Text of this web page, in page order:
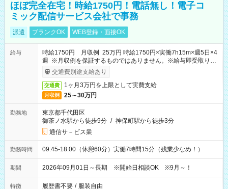
ほぼ完全在宅！時給1750円！電話無し！電子コ
ミック配信サービス会社で事務
派遣 ブランクOK WEB登録・面接OK
給与
時給1750円 月収例 25万円 時給1750円×実働7h15m×週5日×4
週 ※月収例を保証するものではありません。※給与即受取りサ
ービス利用可（利用条件有）
交通費別途支給あり
交通費 1ヶ月3万円を上限として実費支給
月収例 25～30万円
勤務地
東京都千代田区
御茶ノ水駅から徒歩9分 / 神保町駅から徒歩3分
通信サ－ビス業
勤務時間 09:45-18:00（休憩60分）実働7時間15分（残業少なめ！）
期間 2026年09月01日～長期 ※開始日相談OK ※9月～！
特徴 履歴書不要 / 服装自由